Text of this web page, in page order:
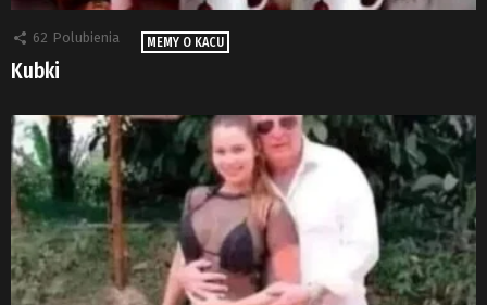
62 Polubienia MEMY O KACU
Kubki